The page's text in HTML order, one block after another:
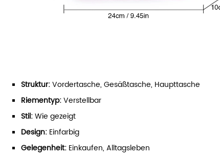
Struktur:Vordertasche, Gesäßtasche, Haupttasche
Riementyp:Verstellbar
Stil:Wie gezeigt
Design: Einfarbig
Gelegenheit: Einkaufen, Alltagsleben